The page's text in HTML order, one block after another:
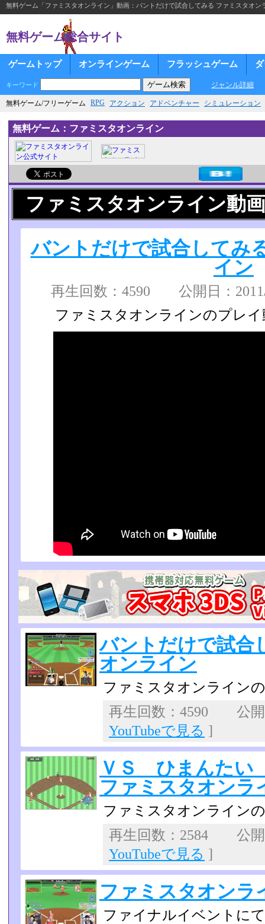
無料ゲーム「ファミスタオンライン」動画：バントだけで試合してみる ファミスタオン
無料ゲーム総合サイト
ゲームトップ オンラインゲーム フラッシュゲーム
キーワード ジャンル詳細
無料ゲーム/フリーゲーム RPG アクション アドベンチャー シミュレーション
無料ゲーム：ファミスタオンライン
ファミスタオンライン動画
バントだけで試合してみ
イン
再生回数：4590 公開日：
ファミスタオンラインのプレ
バントだけで試合
オンライン
ファミスタオンライン
再生回数：4590 公
YouTubeで見る ]
ＶＳ ひまんた
ファミスタオンラ
ファミスタオンライン
再生回数：2584 公
YouTubeで見る ]
ファミスタオン
ファイナルイベントに